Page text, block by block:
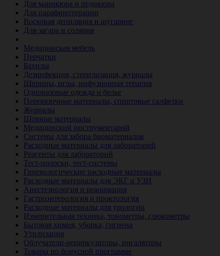
Для маникюра и педикюра
Для парафинотерапии
Восковая депиляция и шугаринг
Для загара и солярия
Медицинская мебель
Перчатки
Бахилы
Дезинфекция, стерилизация, журналы
Шприцы, иглы, инфузионная терапия
Одноразовые одежда и белье
Перевязочные материалы, спиртовые салфетки
Журналы
Шовные материалы
Медицинский инструментарий
Системы для забора биоматериалов
Расходные материалы для лабораторий
Реагенты для лабораторий
Тест-полоски, тест-системы
Гинекологические расходные материалы
Расходные материалы для ЭКГ и УЗИ
Анестезиология и реанимация
Гастроэнтерология и проктология
Расходные материалы для урологии
Измерительная техника, тонометры, глюкометры
Бытовая химия, уборка, гигиена
Утилизация
Облучатели-рециркуляторы, ингаляторы
Товары по бонусной программе